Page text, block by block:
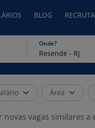
BLOG
Onde?
Área
vagas similares a